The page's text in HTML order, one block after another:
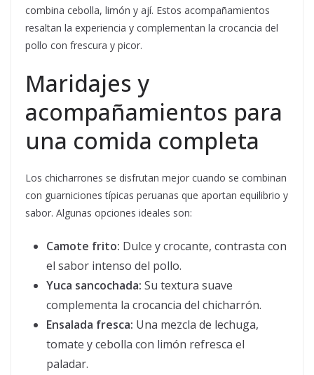
combina cebolla, limón y ají. Estos acompañamientos
resaltan la experiencia y complementan la crocancia del
pollo con frescura y picor.
Maridajes y
acompañamientos para
una comida completa
Los chicharrones se disfrutan mejor cuando se combinan
con guarniciones típicas peruanas que aportan equilibrio y
sabor. Algunas opciones ideales son:
Camote frito: Dulce y crocante, contrasta con
el sabor intenso del pollo.
Yuca sancochada: Su textura suave
complementa la crocancia del chicharrón.
Ensalada fresca: Una mezcla de lechuga,
tomate y cebolla con limón refresca el
paladar.